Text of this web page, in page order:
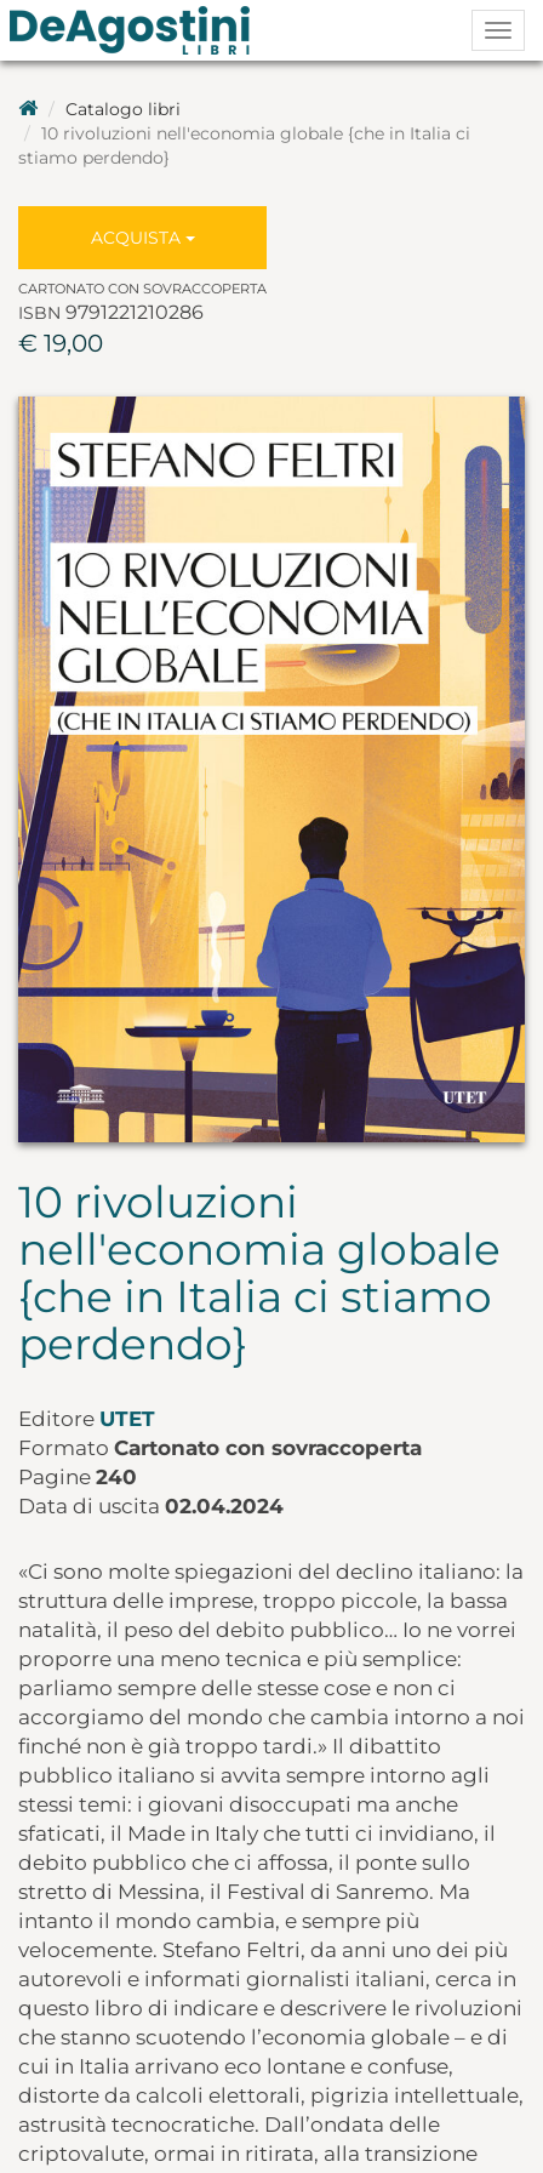
Catalogo libri
10 rivoluzioni nell'economia globale {che in Italia ci
stiamo perdendo}
ACQUISTA
CARTONATO CON SOVRACCOPERTA
ISBN 9791221210286
€ 19,00
10 rivoluzioni
nell'economia globale
{che in Italia ci stiamo
perdendo}
Editore UTET
Formato Cartonato con sovraccoperta
Pagine 240
Data di uscita 02.04.2024
«Ci sono molte spiegazioni del declino italiano: la
struttura delle imprese, troppo piccole, la bassa
natalità, il peso del debito pubblico… Io ne vorrei
proporre una meno tecnica e più semplice:
parliamo sempre delle stesse cose e non ci
accorgiamo del mondo che cambia intorno a noi
finché non è già troppo tardi.» Il dibattito
pubblico italiano si avvita sempre intorno agli
stessi temi: i giovani disoccupati ma anche
sfaticati, il Made in Italy che tutti ci invidiano, il
debito pubblico che ci affossa, il ponte sullo
stretto di Messina, il Festival di Sanremo. Ma
intanto il mondo cambia, e sempre più
velocemente. Stefano Feltri, da anni uno dei più
autorevoli e informati giornalisti italiani, cerca in
questo libro di indicare e descrivere le rivoluzioni
che stanno scuotendo l’economia globale – e di
cui in Italia arrivano eco lontane e confuse,
distorte da calcoli elettorali, pigrizia intellettuale,
astrusità tecnocratiche. Dall’ondata delle
criptovalute, ormai in ritirata, alla transizione